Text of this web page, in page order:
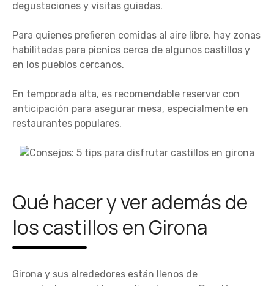
degustaciones y visitas guiadas.
Para quienes prefieren comidas al aire libre, hay zonas
habilitadas para picnics cerca de algunos castillos y
en los pueblos cercanos.
En temporada alta, es recomendable reservar con
anticipación para asegurar mesa, especialmente en
restaurantes populares.
Qué hacer y ver además de
los castillos en Girona
Girona y sus alrededores están llenos de